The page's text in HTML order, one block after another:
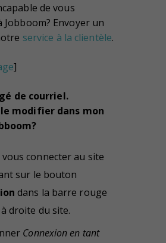
de vous
Jobboom? Envoyer un
service à la clientèle.
]
de courriel.
modifier dans mon
vous connecter au site
sur le bouton
dans la barre rouge
droite du site.
Connexion en tant